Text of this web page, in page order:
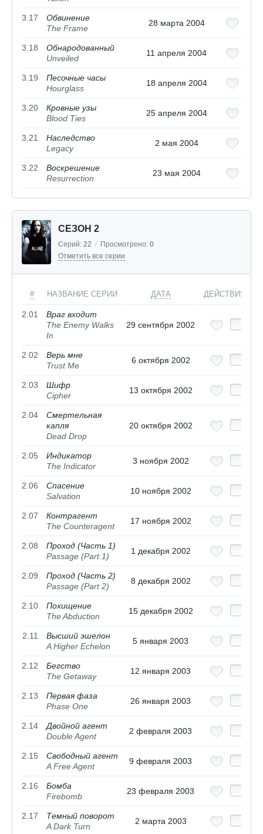
3.17
Обвинение
The Frame
28 марта 2004
3.18
Обнародованный
Unveiled
11 апреля 2004
3.19
Песочные часы
Hourglass
18 апреля 2004
3.20
Кровные узы
Blood Ties
25 апреля 2004
3.21
Наследство
Legacy
2 мая 2004
3.22
Воскрешение
Resurrection
23 мая 2004
СЕЗОН 2
Серий: 22 / Просмотрено: 0
Отметить все серии
# НАЗВАНИЕ СЕРИИ ДАТА ДЕЙСТВИЯ
2.01
Враг входит
The Enemy Walks
In
29 сентября 2002
2.02
Верь мне
Trust Me
6 октября 2002
2.03
Шифр
Cipher
13 октября 2002
2.04
Смертельная
капля
Dead Drop
20 октября 2002
2.05
Индикатор
The Indicator
3 ноября 2002
2.06
Спасение
Salvation
10 ноября 2002
2.07
Контрагент
The Counteragent
17 ноября 2002
2.08
Проход (Часть 1)
Passage (Part 1)
1 декабря 2002
2.09
Проход (Часть 2)
Passage (Part 2)
8 декабря 2002
2.10
Похищение
The Abduction
15 декабря 2002
2.11
Высший эшелон
A Higher Echelon
5 января 2003
2.12
Бегство
The Getaway
12 января 2003
2.13
Первая фаза
Phase One
26 января 2003
2.14
Двойной агент
Double Agent
2 февраля 2003
2.15
Свободный агент
A Free Agent
9 февраля 2003
2.16
Бомба
Firebomb
23 февраля 2003
2.17
Темный поворот
A Dark Turn
2 марта 2003